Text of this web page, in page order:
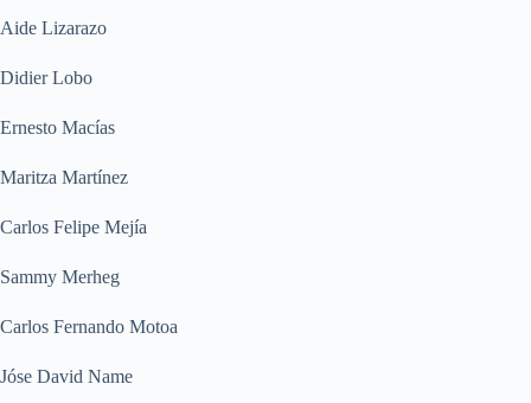
Aide Lizarazo
Didier Lobo
Ernesto Macías
Maritza Martínez
Carlos Felipe Mejía
Sammy Merheg
Carlos Fernando Motoa
Jóse David Name